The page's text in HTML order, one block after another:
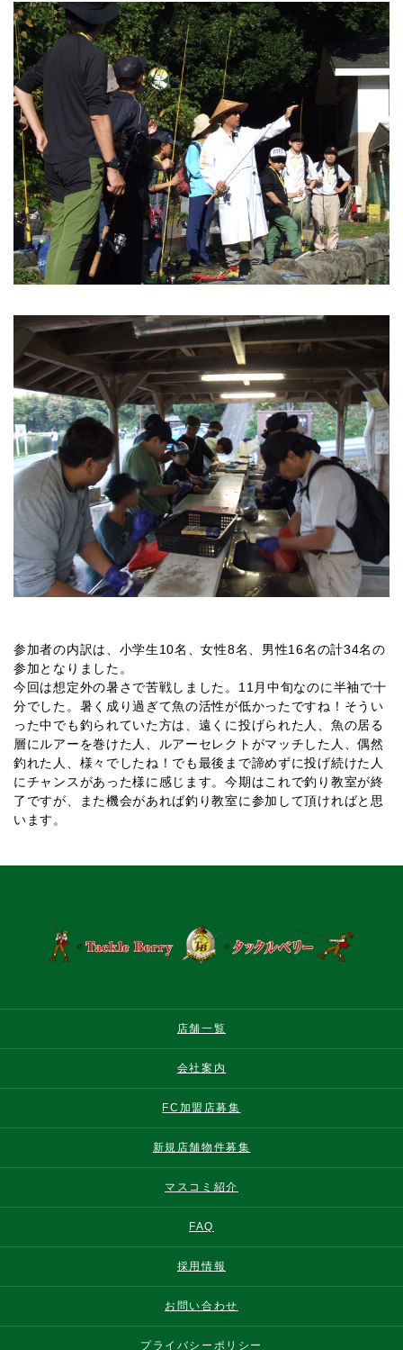
参加者の内訳は、小学生10名、女性8名、男性16名の計34名の
参加となりました。
今回は想定外の暑さで苦戦しました。11月中旬なのに半袖で十
分でした。暑く成り過ぎて魚の活性が低かったですね！そうい
った中でも釣られていた方は、遠くに投げられた人、魚の居る
層にルアーを巻けた人、ルアーセレクトがマッチした人、偶然
釣れた人、様々でしたね！でも最後まで諦めずに投げ続けた人
にチャンスがあった様に感じます。今期はこれで釣り教室が終
了ですが、また機会があれば釣り教室に参加して頂ければと思
います。
店舗一覧
会社案内
FC加盟店募集
新規店舗物件募集
マスコミ紹介
FAQ
採用情報
お問い合わせ
プライバシーポリシー